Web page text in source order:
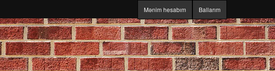
Mənim hesabım Ballarım